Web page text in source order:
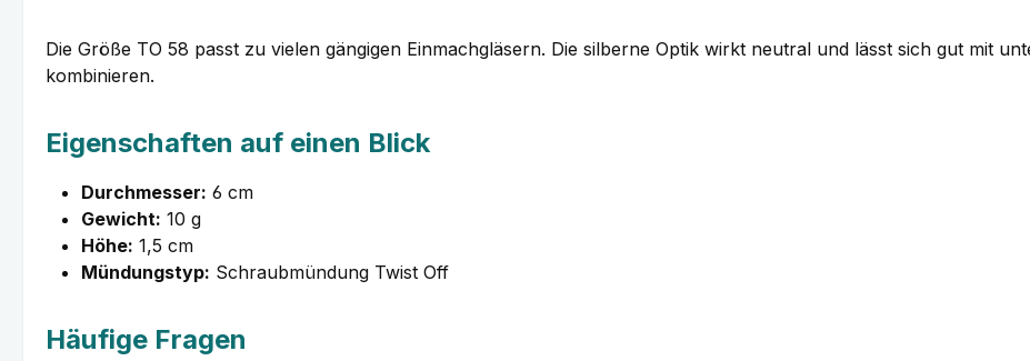
Die Größe TO 58 passt zu vielen gängigen Einmachgläsern. Die silberne Optik wirkt neutral und lässt sich gut mit
kombinieren.
Eigenschaften auf einen Blick
Durchmesser: 6 cm
Gewicht: 10 g
Höhe: 1,5 cm
Mündungstyp: Schraubmündung Twist Off
Häufige Fragen